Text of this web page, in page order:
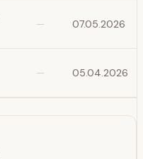
— 07.05.2026
— 05.04.2026